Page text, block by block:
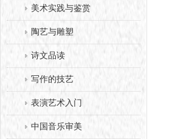
美术实践与鉴赏
陶艺与雕塑
诗文品读
写作的技艺
表演艺术入门
中国音乐审美